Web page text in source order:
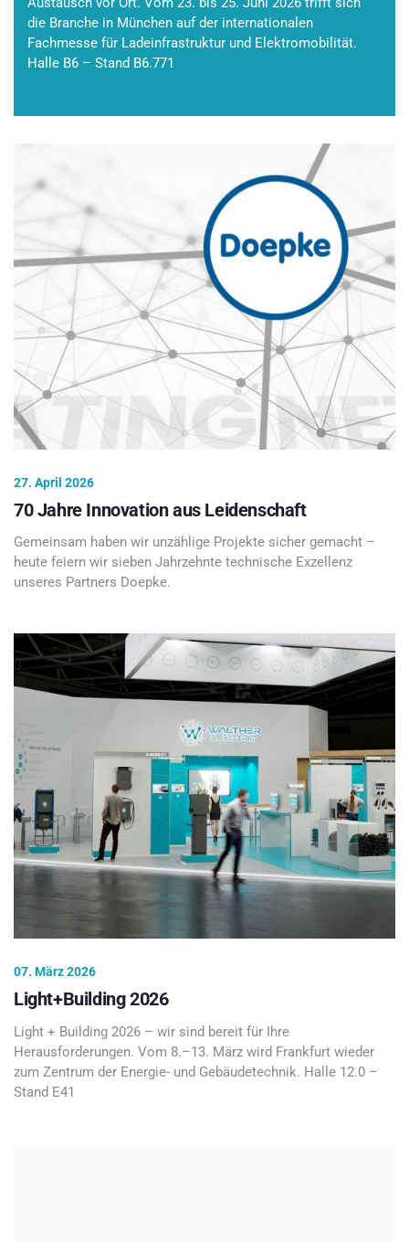
die Branche in München auf der internationalen
Fachmesse für Ladeinfrastruktur und Elektromobilität.
Halle B6 – Stand B6.771
27. April 2026
70 Jahre Innovation aus Leidenschaft
Gemeinsam haben wir unzählige Projekte sicher gemacht –
heute feiern wir sieben Jahrzehnte technische Exzellenz
unseres Partners Doepke.
07. März 2026
Light+Building 2026
Light + Building 2026 – wir sind bereit für Ihre
Herausforderungen. Vom 8.–13. März wird Frankfurt wieder
zum Zentrum der Energie- und Gebäudetechnik. Halle 12.0 –
Stand E41